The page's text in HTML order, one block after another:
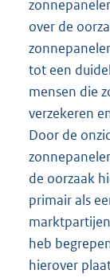
over de
tot een
mensen die
verzekeren
Door de
de oorzaak
primair als
heb
hierover